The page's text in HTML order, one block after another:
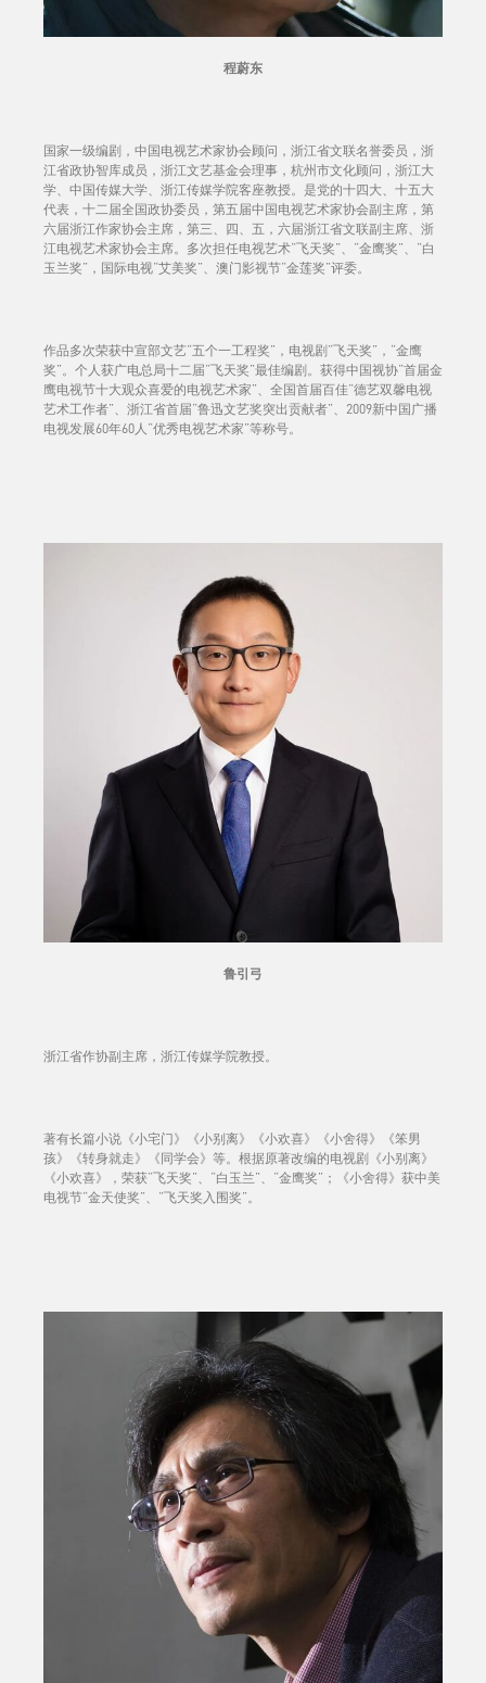
程蔚东
国家一级编剧，中国电视艺术家协会顾问，浙江省文联名誉委员，浙
江省政协智库成员，浙江文艺基金会理事，杭州市文化顾问，浙江大
学、中国传媒大学、浙江传媒学院客座教授。是党的十四大、十五大
代表，十二届全国政协委员，第五届中国电视艺术家协会副主席，第
六届浙江作家协会主席，第三、四、五，六届浙江省文联副主席、浙
江电视艺术家协会主席。多次担任电视艺术“飞天奖”、“金鹰奖”、“白
玉兰奖”，国际电视“艾美奖”、澳门影视节“金莲奖”评委。
作品多次荣获中宣部文艺“五个一工程奖”，电视剧“飞天奖”，“金鹰
奖”。个人获广电总局十二届“飞天奖”最佳编剧。获得中国视协“首届金
鹰电视节十大观众喜爱的电视艺术家”、全国首届百佳“德艺双馨电视
艺术工作者”、浙江省首届“鲁迅文艺奖突出贡献者”、2009新中国广播
电视发展60年60人“优秀电视艺术家”等称号。
鲁引弓
浙江省作协副主席，浙江传媒学院教授。
著有长篇小说《小宅门》《小别离》《小欢喜》《小舍得》《笨男
孩》《转身就走》《同学会》等。根据原著改编的电视剧《小别离》
《小欢喜》，荣获“飞天奖”、“白玉兰”、“金鹰奖”；《小舍得》获中美
电视节“金天使奖”、“飞天奖入围奖”。